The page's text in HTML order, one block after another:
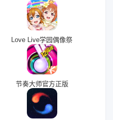
Love Live学园偶像祭
节奏大师官方正版